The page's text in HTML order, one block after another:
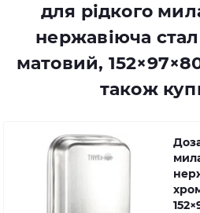
для рідкого
нержавіюча
матовий,
також